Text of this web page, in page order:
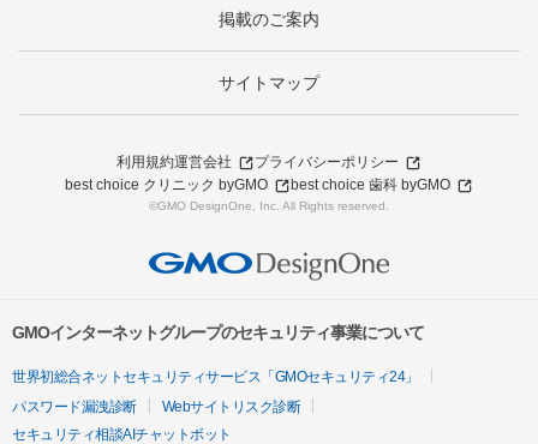
掲載のご案内
サイトマップ
利用規約運営会社
プライバシーポリシー
best choice クリニック byGMO
best choice 歯科 byGMO
©GMO DesignOne, Inc. All Rights reserved.
GMOインターネットグループのセキュリティ事業について
世界初総合ネットセキュリティサービス「GMOセキュリティ24」
パスワード漏洩診断
Webサイトリスク診断
セキュリティ相談AIチャットボット